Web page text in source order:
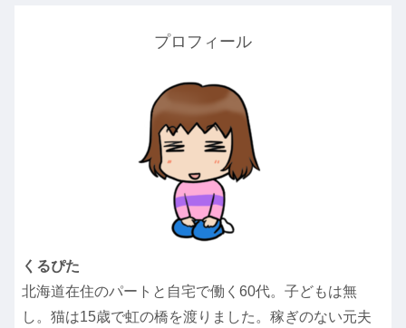
プロフィール
くるぴた
北海道在住のパートと自宅で働く60代。子どもは無
し。猫は15歳で虹の橋を渡りました。稼ぎのない元夫